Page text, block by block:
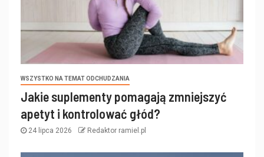
WSZYSTKO NA TEMAT ODCHUDZANIA
Jakie suplementy pomagają zmniejszyć
apetyt i kontrolować głód?
24 lipca 2026 Redaktor ramiel.pl